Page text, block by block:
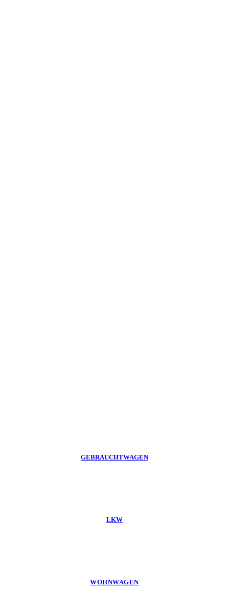
GEBRAUCHTWAGEN
LKW
WOHNWAGEN